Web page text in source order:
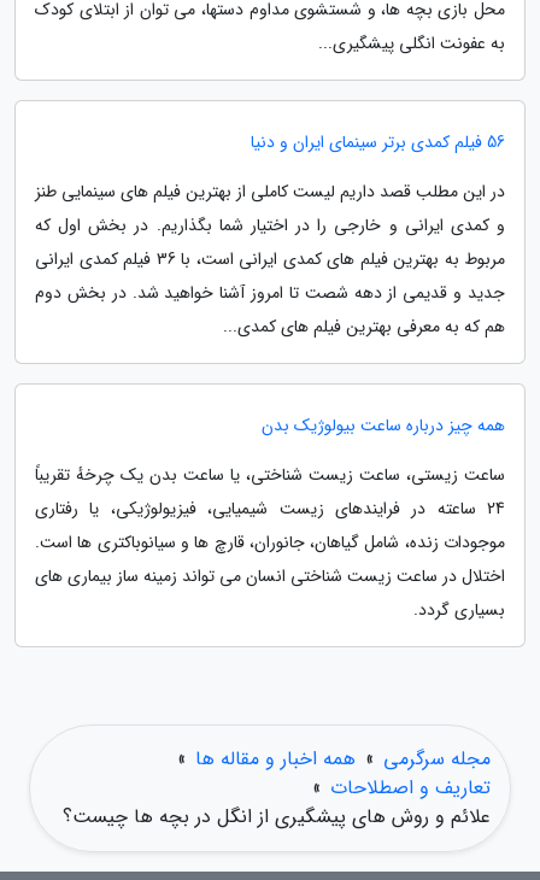
محل بازی بچه ها، و شستشوی مداوم دستها، می توان از ابتلای کودک
به عفونت انگلی پیشگیری...
56 فیلم کمدی برتر سینمای ایران و دنیا
در این مطلب قصد داریم لیست کاملی از بهترین فیلم های سینمایی طنز
و کمدی ایرانی و خارجی را در اختیار شما بگذاریم. در بخش اول که
مربوط به بهترین فیلم های کمدی ایرانی است، با 36 فیلم کمدی ایرانی
جدید و قدیمی از دهه شصت تا امروز آشنا خواهید شد. در بخش دوم
هم که به معرفی بهترین فیلم های کمدی...
همه چیز درباره ساعت بیولوژیک بدن
ساعت زیستی، ساعت زیست شناختی، یا ساعت بدن یک چرخهٔ تقریباً
24 ساعته در فرایندهای زیست شیمیایی، فیزیولوژیکی، یا رفتاری
موجودات زنده، شامل گیاهان، جانوران، قارچ ها و سیانوباکتری ها است.
اختلال در ساعت زیست شناختی انسان می تواند زمینه ساز بیماری های
بسیاری گردد.
مجله سرگرمی » همه اخبار و مقاله ها »
تعاریف و اصطلاحات »
علائم و روش های پیشگیری از انگل در بچه ها چیست؟